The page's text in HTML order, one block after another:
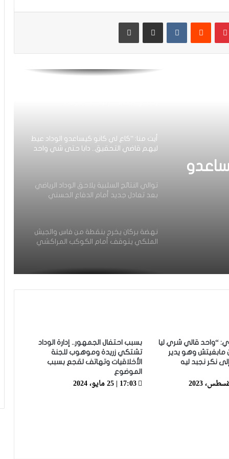
بينتيريست مشاركة عبر البريد طباعة
مؤجلات البطولة بعد التوقف الدولي
أيت منا: “كاع لي كانو كيساعدو الوداد عيط
ليهم قاضي التحقيق.. دابا حتى شي واحد
توالي النتائج السلبية يلاحق الوداد الرياضي
بعد تعادل جديد أمام الدفاع الحسني
نهضة بركان يخرج بنقطة من فاس والجيش
الملكي يتوقف أمام الكوكب المراكشي
الرجاء يؤجل جمعه العام ويعقد لقاء
تواصليا
“واحد قالي شري ليا
مابغيتش وهو يدير
نكر نجبد ليه
بسبب احتفال الجمهور.. إدارة الوداد
تشتكي زريدة وموهوب للجنة
الأخلاقيات وتهاتف لقجع بسبب
الموضوع
17:03 | 25 مايو، 2024